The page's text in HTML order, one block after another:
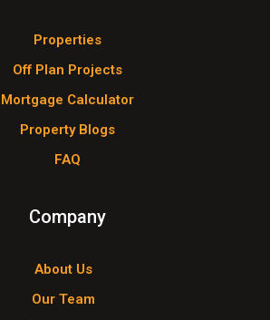
Properties
Off Plan Projects
Mortgage Calculator
Property Blogs
FAQ
Company
About Us
Our Team